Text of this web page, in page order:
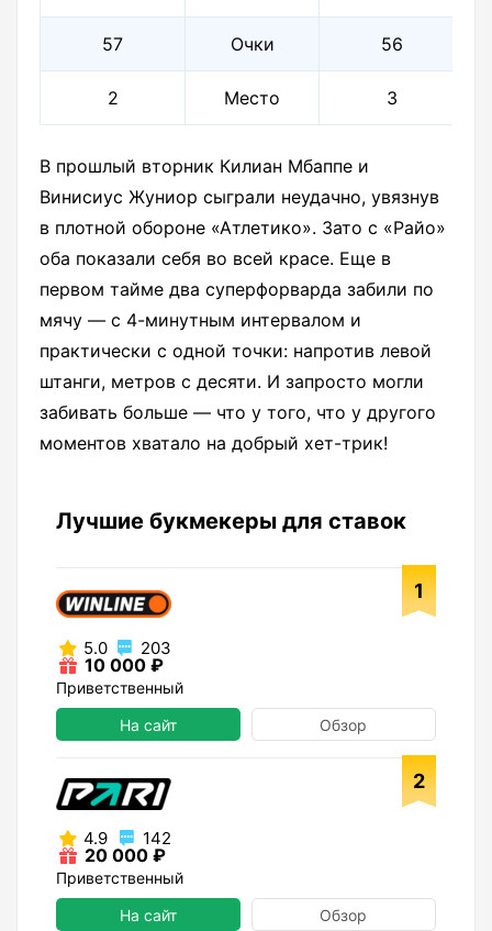
57 Очки 56
2 Место 3
В прошлый вторник Килиан Мбаппе и
Винисиус Жуниор сыграли неудачно, увязнув
в плотной обороне «Атлетико». Зато с «Райо»
оба показали себя во всей красе. Еще в
первом тайме два суперфорварда забили по
мячу — с 4-минутным интервалом и
практически с одной точки: напротив левой
штанги, метров с десяти. И запросто могли
забивать больше — что у того, что у другого
моментов хватало на добрый хет-трик!
Лучшие букмекеры для ставок
1
5.0 203
10 000 ₽
Приветственный
На сайт
Обзор
2
4.9 142
20 000 ₽
Приветственный
На сайт
Обзор